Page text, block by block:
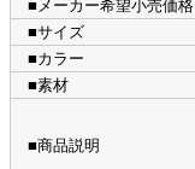
■メーカー希望小売価格
■サイズ
■カラー
■素材
■商品説明